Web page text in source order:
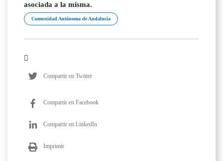
asociada a la misma.
Comunidad Autónoma de Andalucía
Compartir en Twitter
Compartir en Facebook
Compartir en LinkedIn
Imprimir